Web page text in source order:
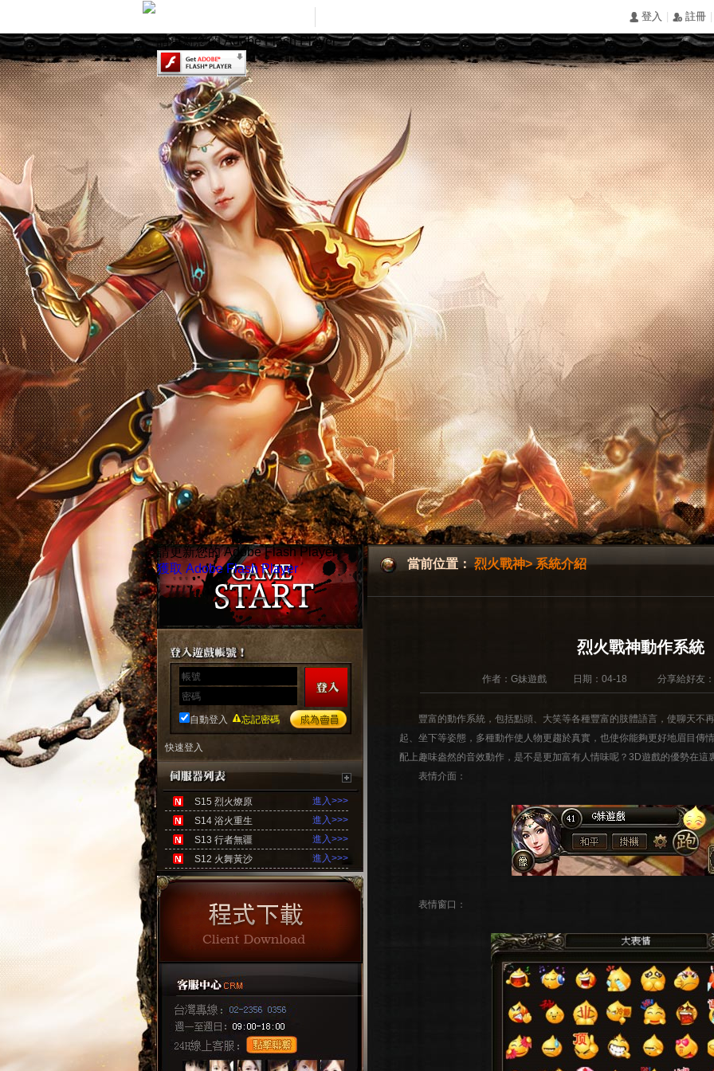
󰄭 登入 󰅍 註冊
請更新您的 Adobe Flash Player。
請更新您的 Adobe Flash Player。
獲取 Adobe Flash Player
帳號
密碼
自動登入 忘記密碼
快速登入
登入
進入>>>
S15 烈火燎原
進入>>>
S14 浴火重生
進入>>>
S13 行者無疆
進入>>>
S12 火舞黃沙
當前位置： 烈火戰神>系統介紹
烈火戰神動作系統
作者：G妹遊戲 日期：04-18 分享給好友：
豐富的動作系統，包括點頭、大笑等各種豐富的肢體語言，使聊天不
起、坐下等姿態，多種動作使人物更趨於真實，也使你能夠更好地眉目傳
配上趣味盎然的音效動作，是不是更加富有人情味呢？3D遊戲的優勢在這
表情介面：
表情窗口：